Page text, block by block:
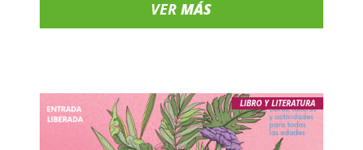
VERMÁS
LIBRO Y LITERATURA